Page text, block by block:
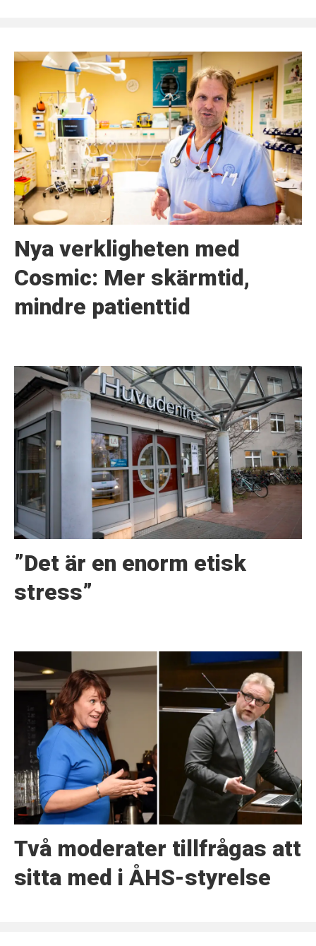
Nya verkligheten med
Cosmic: Mer skärmtid,
mindre patienttid
”Det är en enorm etisk
stress”
Två moderater tillfrågas att
sitta med i ÅHS-styrelse